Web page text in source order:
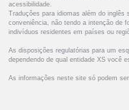
acessibilidade.
Traduções para idiomas além do
conveniência, não tendo a intenção de
indivíduos residentes em países ou
As disposições regulatórias para um
dependendo de qual entidade XS você
As informações neste site só podem